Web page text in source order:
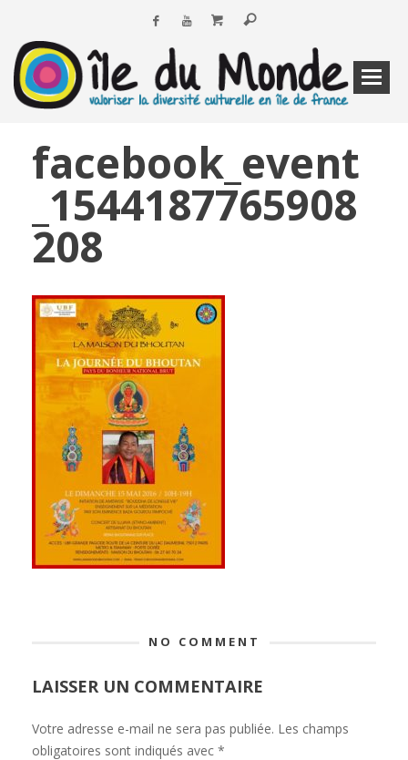
facebook_event
_1544187765908
208
NO COMMENT
LAISSER UN COMMENTAIRE
Votre adresse e-mail ne sera pas publiée. Les champs
obligatoires sont indiqués avec *